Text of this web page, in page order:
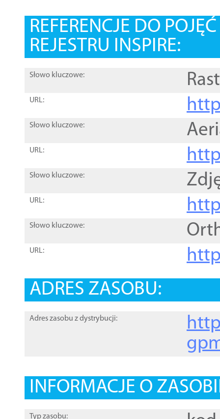
REFERENCJE DO
REJESTRU INSPIRE:
Słowo kluczowe:
URL:
Słowo kluczowe:
URL:
Słowo kluczowe:
URL:
Słowo kluczowe:
URL:
ADRES ZASOBU:
Adres zasobu z dystrybucji:
INFORMACJE O
Typ zasobu: